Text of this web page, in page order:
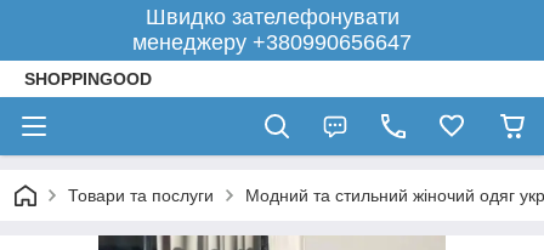
Швидко зателефонувати
менеджеру +380990656647
SHOPPINGOOD
Товари та послуги Модний та стильний жіночий одяг